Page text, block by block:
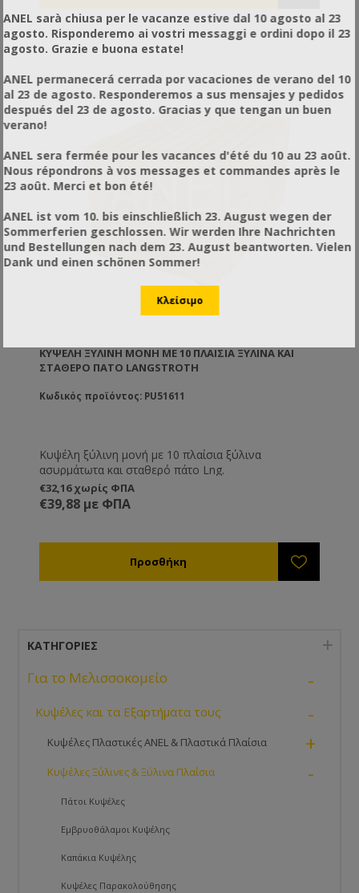
ΚΥΨΈΛΗ ΞΎΛΙΝΗ ΜΟΝΉ ΜΕ 10 ΠΛΑΊΣΙΑ ΞΥΛΙΝΑ ΚΑΙ
ΣΤΑΘΕΡΌ ΠΆΤΟ LANGSTROTH
Κωδικός προϊόντος: PU51611
Κυψέλη ξύλινη μονή με 10 πλαίσια ξύλινα
ασυρμάτωτα και σταθερό πάτο Lng.
€32,16 χωρίς ΦΠΑ
€39,88 με ΦΠΑ
ΚΑΤΗΓΟΡΊΕΣ
Για το Μελισσοκομείο -
Κυψέλες και τα Εξαρτήματα τους -
Κυψέλες Πλαστικές ANEL & Πλαστικά Πλαίσια +
Κυψέλες Ξύλινες & Ξύλινα Πλαίσια -
Πάτοι Κυψέλες
Εμβρυοθάλαμοι Κυψέλης
Καπάκια Κυψέλης
Κυψέλες Παρακολούθησης
ANEL sarà chiusa per le vacanze estive dal 10 agosto al 23
agosto. Risponderemo ai vostri messaggi e ordini dopo il 23
agosto. Grazie e buona estate!
ANEL permanecerá cerrada por vacaciones de verano del 10
al 23 de agosto. Responderemos a sus mensajes y pedidos
después del 23 de agosto. Gracias y que tengan un buen
verano!
ANEL sera fermée pour les vacances d'été du 10 au 23 août.
Nous répondrons à vos messages et commandes après le
23 août. Merci et bon été!
ANEL ist vom 10. bis einschließlich 23. August wegen der
Sommerferien geschlossen. Wir werden Ihre Nachrichten
und Bestellungen nach dem 23. August beantworten. Vielen
Dank und einen schönen Sommer!